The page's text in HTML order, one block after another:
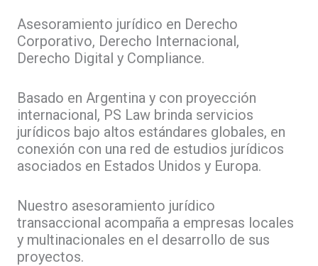
Asesoramiento jurídico en Derecho
Corporativo, Derecho Internacional,
Derecho Digital y Compliance.
Basado en Argentina y con proyección
internacional, PS Law brinda servicios
jurídicos bajo altos estándares globales, en
conexión con una red de estudios jurídicos
asociados en Estados Unidos y Europa.
Nuestro asesoramiento jurídico
transaccional acompaña a empresas locales
y multinacionales en el desarrollo de sus
proyectos.